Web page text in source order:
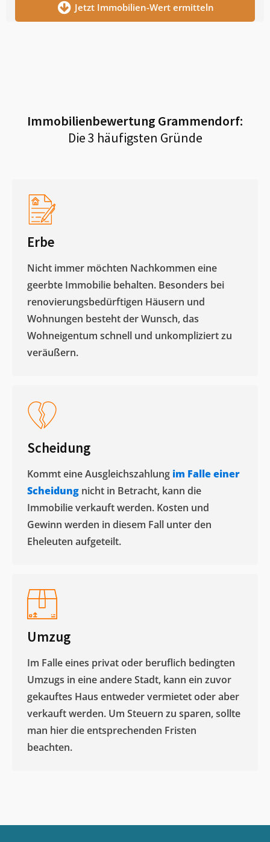
Jetzt Immobilien-Wert ermitteln
Immobilienbewertung Grammendorf:
Die 3 häufigsten Gründe
Erbe
Nicht immer möchten Nachkommen eine
geerbte Immobilie behalten. Besonders bei
renovierungsbedürftigen Häusern und
Wohnungen besteht der Wunsch, das
Wohneigentum schnell und unkompliziert zu
veräußern. ​
Scheidung
Kommt eine Ausgleichszahlung im Falle einer
Scheidung nicht in Betracht, kann die
Immobilie verkauft werden. Kosten und
Gewinn werden in diesem Fall unter den
Eheleuten aufgeteilt.​
Umzug
Im Falle eines privat oder beruflich bedingten
Umzugs in eine andere Stadt, kann ein zuvor
gekauftes Haus entweder vermietet oder aber
verkauft werden. Um Steuern zu sparen, sollte
man hier die entsprechenden Fristen
beachten.